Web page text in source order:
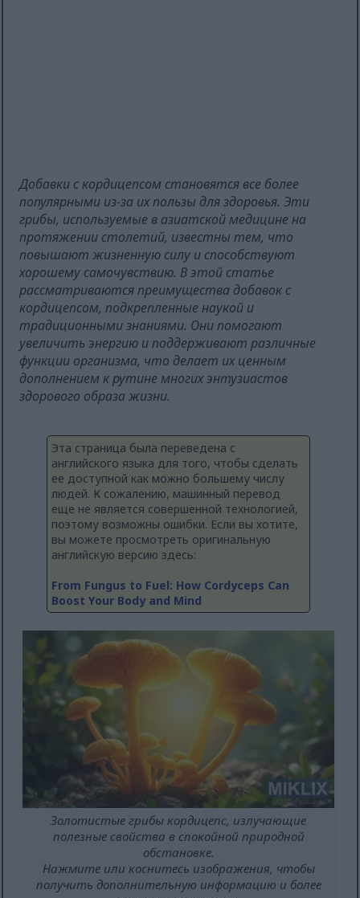
Добавки с кордицепсом становятся все более
популярными из-за их пользы для здоровья. Эти
грибы, используемые в азиатской медицине на
протяжении столетий, известны тем, что
повышают жизненную силу и способствуют
хорошему самочувствию. В этой статье
рассматриваются преимущества добавок с
кордицепсом, подкрепленные наукой и
традиционными знаниями. Они помогают
увеличить энергию и поддерживают различные
функции организма, что делает их ценным
дополнением к рутине многих энтузиастов
здорового образа жизни.
Эта страница была переведена с
английского языка для того, чтобы сделать
ее доступной как можно большему числу
людей. К сожалению, машинный перевод
еще не является совершенной технологией,
поэтому возможны ошибки. Если вы хотите,
вы можете просмотреть оригинальную
английскую версию здесь:
From Fungus to Fuel: How Cordyceps Can
Boost Your Body and Mind
Золотистые грибы кордицепс, излучающие
полезные свойства в спокойной природной
обстановке.
Нажмите или коснитесь изображения, чтобы
получить дополнительную информацию и более